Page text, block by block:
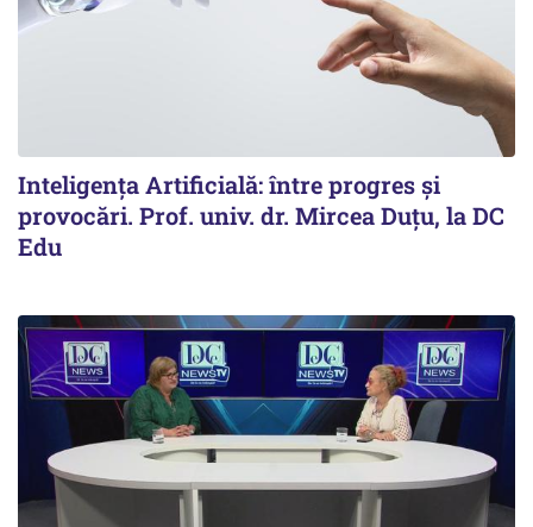
Inteligența Artificială: între progres și
provocări. Prof. univ. dr. Mircea Duțu, la DC
Edu